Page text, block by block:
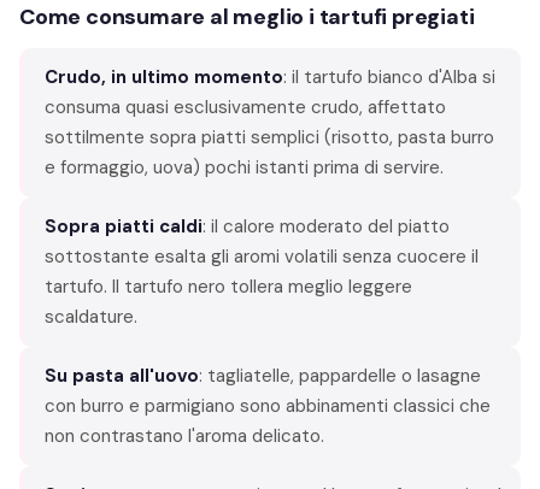
Come consumare al meglio i tartufi pregiati
Crudo, in ultimo momento: il tartufo bianco d'Alba si
consuma quasi esclusivamente crudo, affettato
sottilmente sopra piatti semplici (risotto, pasta burro
e formaggio, uova) pochi istanti prima di servire.
Sopra piatti caldi: il calore moderato del piatto
sottostante esalta gli aromi volatili senza cuocere il
tartufo. Il tartufo nero tollera meglio leggere
scaldature.
Su pasta all'uovo: tagliatelle, pappardelle o lasagne
con burro e parmigiano sono abbinamenti classici che
non contrastano l'aroma delicato.